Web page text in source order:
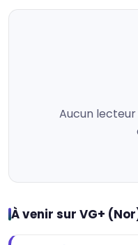
Aucun
À venir sur VG+